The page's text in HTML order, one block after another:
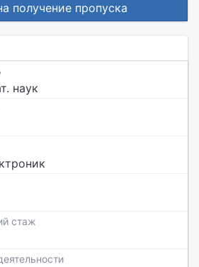
получение пропуска
наук
стаж